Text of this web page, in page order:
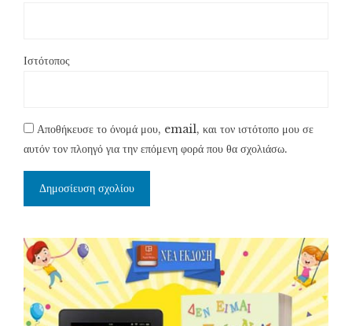
Ιστότοπος
Αποθήκευσε το όνομά μου, email, και τον ιστότοπο μου σε
αυτόν τον πλοηγό για την επόμενη φορά που θα σχολιάσω.